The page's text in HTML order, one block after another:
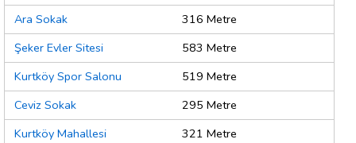
Ara Sokak
316 Metre
Şeker Evler Sitesi
583 Metre
Kurtköy Spor Salonu
519 Metre
Ceviz Sokak
295 Metre
Kurtköy Mahallesi
321 Metre